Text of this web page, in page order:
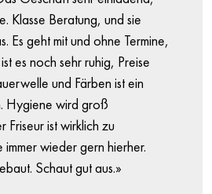
Klasse Beratung, und sie
Es geht mit und ohne Termine,
es noch sehr ruhig, Preise
und Färben ist ein
Hygiene wird groß
Friseur ist wirklich zu
immer wieder gern hierher.
Schaut gut aus.»